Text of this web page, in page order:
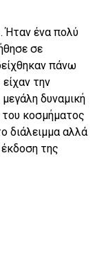
Ήταν ένα πολύ
σε
πάνω
την
δυναμική
κοσμήματος
διάλειμμα αλλά
της